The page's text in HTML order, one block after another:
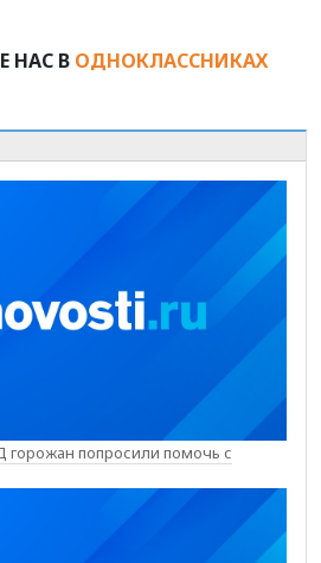
НАС В ОДНОКЛАССНИКАХ
попросили помочь с